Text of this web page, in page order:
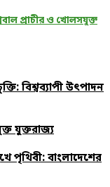
প্রাচীর ও খোলসযুক্ত
বিশ্বব্যাপী উৎপাদন
যুক্তরাজ্য
পৃথিবী: বাংলাদেশের